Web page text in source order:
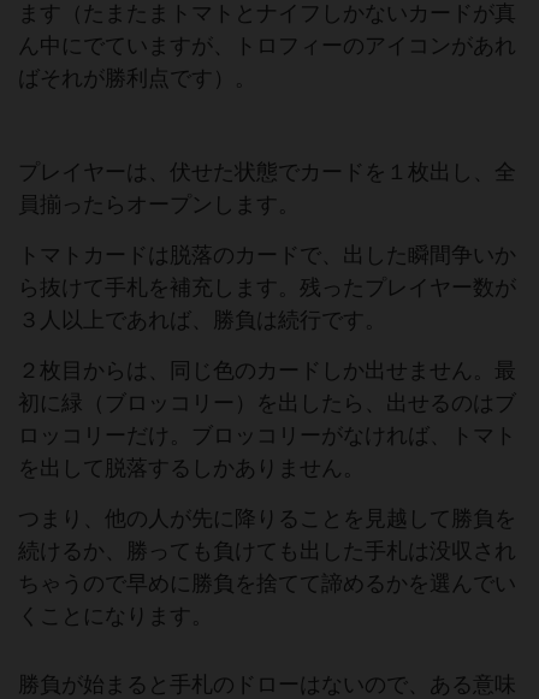
ます（たまたまトマトとナイフしかないカードが真
ん中にでていますが、トロフィーのアイコンがあれ
ばそれが勝利点です）。
プレイヤーは、伏せた状態でカードを１枚出し、全
員揃ったらオープンします。
トマトカードは脱落のカードで、出した瞬間争いか
ら抜けて手札を補充します。残ったプレイヤー数が
３人以上であれば、勝負は続行です。
２枚目からは、同じ色のカードしか出せません。最
初に緑（ブロッコリー）を出したら、出せるのはブ
ロッコリーだけ。ブロッコリーがなければ、トマト
を出して脱落するしかありません。
つまり、他の人が先に降りることを見越して勝負を
続けるか、勝っても負けても出した手札は没収され
ちゃうので早めに勝負を捨てて諦めるかを選んでい
くことになります。
勝負が始まると手札のドローはないので、ある意味